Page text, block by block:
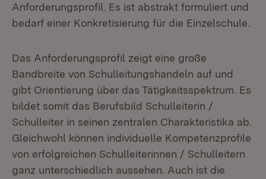
Anforderungsprofil. Es ist abstrakt formuliert und
bedarf einer Konkretisierung für die Einzelschule.
Das Anforderungsprofil zeigt eine große
Bandbreite von Schulleitungshandeln auf und
gibt Orientierung über das Tätigkeitsspektrum. Es
bildet somit das Berufsbild Schulleiterin /
Schulleiter in seinen zentralen Charakteristika ab.
Gleichwohl können individuelle Kompetenzprofile
von erfolgreichen Schulleiterinnen / Schulleitern
ganz unterschiedlich aussehen. Auch ist die